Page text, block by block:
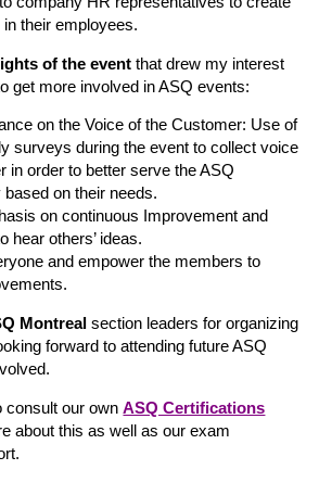
their employees.
of the event that drew my interest
get more involved in ASQ events:
on the Voice of the Customer: Use of
surveys during the event to collect voice
in order to better serve the ASQ
on their needs.
on continuous Improvement and
hear others’ ideas.
and empower the members to
Montreal section leaders for organizing
forward to attending future ASQ
consult our ownASQ Certifications
about this as well as our exam